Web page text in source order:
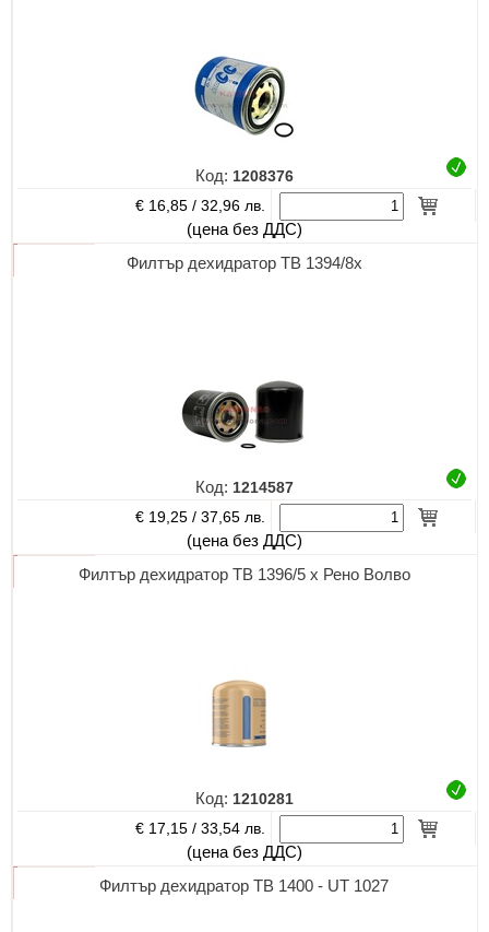
Код: 1208376
€ 16,85 /32,96 лв.
(цена без ДДС)
Филтър дехидратор TB 1394/8х
Код: 1214587
€ 19,25 /37,65 лв.
(цена без ДДС)
Филтър дехидратор TB 1396/5 x Рено Волво
Код: 1210281
€ 17,15 /33,54 лв.
(цена без ДДС)
Филтър дехидратор TB 1400 - UT 1027